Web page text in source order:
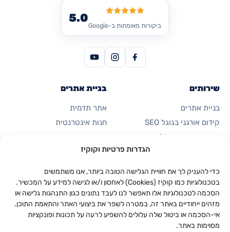
הגדרות פרטיות וקוקיז
כדי להעניק לך את חוויית הגלישה הטובה ביותר, אנו משתמשים
בטכנולוגיות כמו קוקיז (Cookies) לאחסון ו/או לגישה למידע על המכשיר.
הסכמה לטכנולוגיות אלו תאפשר לנו לעבד נתונים כגון התנהגות גלישה או
מזהים ייחודיים באתר זה, במטרה לשפר את ביצועי האתר והתאמת התוכן.
אי-הסכמה או ביטול שלה עלולים להשפיע לרעה על תכונות ופונקציות
מסוימות באתר.
ביקורות מאומתות ב-Google
5.0
שירותים
בניית אתרים
קידום אורגני בגוגל SEO
פרסום ממומן בגוגל
קידום ברשתות חברתיות
בניית אתרים
אתר תדמית
חנות אינטרנטית
כרטיס ביקור דיגיטלי
החברה
אודות
תיק עבודות
יצירת קשר
053-923-0094